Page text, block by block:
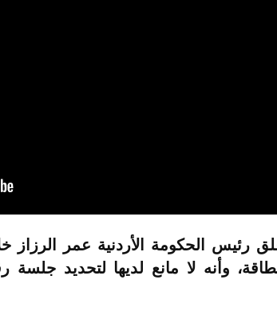
رئيس الحكومة الأردنية عمر الرزاز
وأنه لا مانع لديها لتحديد